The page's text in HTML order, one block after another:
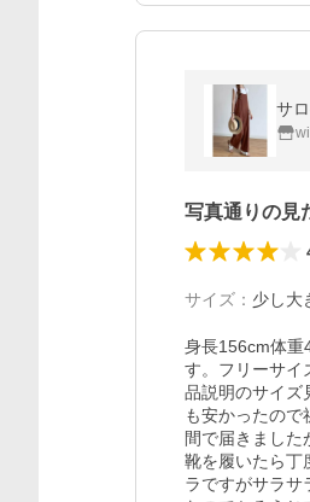
サ
写真通りの見
サイズ ： 少し大
身長156cm体重
す。フリーサイ
品説明のサイズ
も安かったの
間で届きました
靴を履いたら丁
ラですがサラサ